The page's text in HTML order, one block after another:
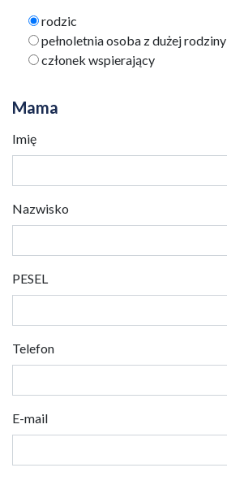
rodzic
pełnoletnia osoba z dużej rodziny
członek wspierający
Mama
Imię
Nazwisko
PESEL
Telefon
E-mail